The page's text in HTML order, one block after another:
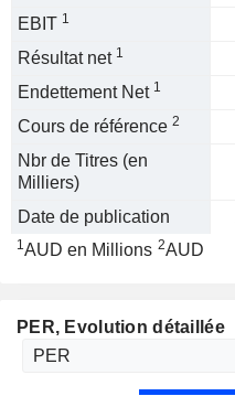
EBIT 1
Résultat net 1
Endettement Net 1
Cours de référence 2
Nbr de Titres (en
Milliers)
Date de publication
1AUD en Millions 2AUD
PER, Evolution détaillée